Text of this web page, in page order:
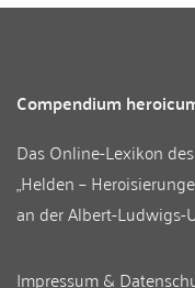
Compendium
Das Online-Lexikon des
„Helden –
an derAlbert-Ludwigs-
Impressum &